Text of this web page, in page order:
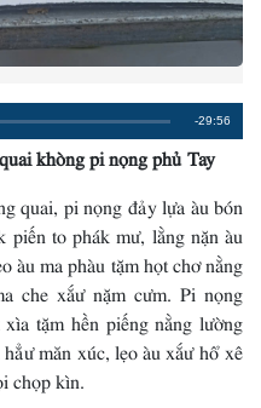
Remaining
Time
-29:56
khòng pi nọng phủ Tay
pi nọng đảy lựa àu bón
piến to phák mư, lằng nặn àu
àu ma phàu tặm họt chơ nằng
che xắư nặm cưm. Pi nọng
tặm hền piếng nằng lường
măn xúc, lẹo àu xắư hổ xê
chọp kìn.